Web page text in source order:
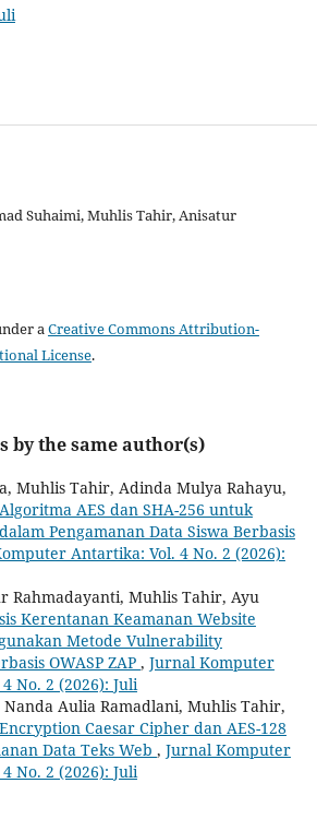
Suhaimi, Muhlis Tahir, Anisatur
aCreative Commons Attribution-
License.
by the same author(s)
Muhlis Tahir, Adinda Mulya Rahayu,
AES dan SHA-256 untuk
Pengamanan Data Siswa Berbasis
Antartika: Vol. 4 No. 2 (2026):
Rahmadayanti, Muhlis Tahir, Ayu
Kerentanan Keamanan Website
Metode Vulnerability
OWASP ZAP , Jurnal Komputer
No. 2 (2026): Juli
Nanda Aulia Ramadlani, Muhlis Tahir,
Caesar Cipher dan AES-128
Data Teks Web , Jurnal Komputer
No. 2 (2026): Juli